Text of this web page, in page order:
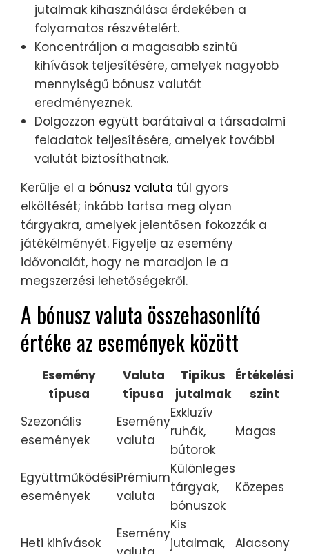
jutalmak kihasználása érdekében a
folyamatos részvételért.
Koncentráljon a magasabb szintű
kihívások teljesítésére, amelyek nagyobb
mennyiségű bónusz valutát
eredményeznek.
Dolgozzon együtt barátaival a társadalmi
feladatok teljesítésére, amelyek további
valutát biztosíthatnak.
Kerülje el a bónusz valuta túl gyors
elköltését; inkább tartsa meg olyan
tárgyakra, amelyek jelentősen fokozzák a
játékélményét. Figyelje az esemény
idővonalát, hogy ne maradjon le a
megszerzési lehetőségekről.
A bónusz valuta összehasonlító
értéke az események között
Esemény
típusa
Valuta
típusa
Tipikus
jutalmak
Értékelési
szint
Szezonális
események
Esemény
valuta
Exkluzív
ruhák,
bútorok
Magas
Együttműködési
események
Prémium
valuta
Különleges
tárgyak,
bónuszok
Közepes
Heti kihívások
Esemény
Kis
jutalmak,
Alacsony